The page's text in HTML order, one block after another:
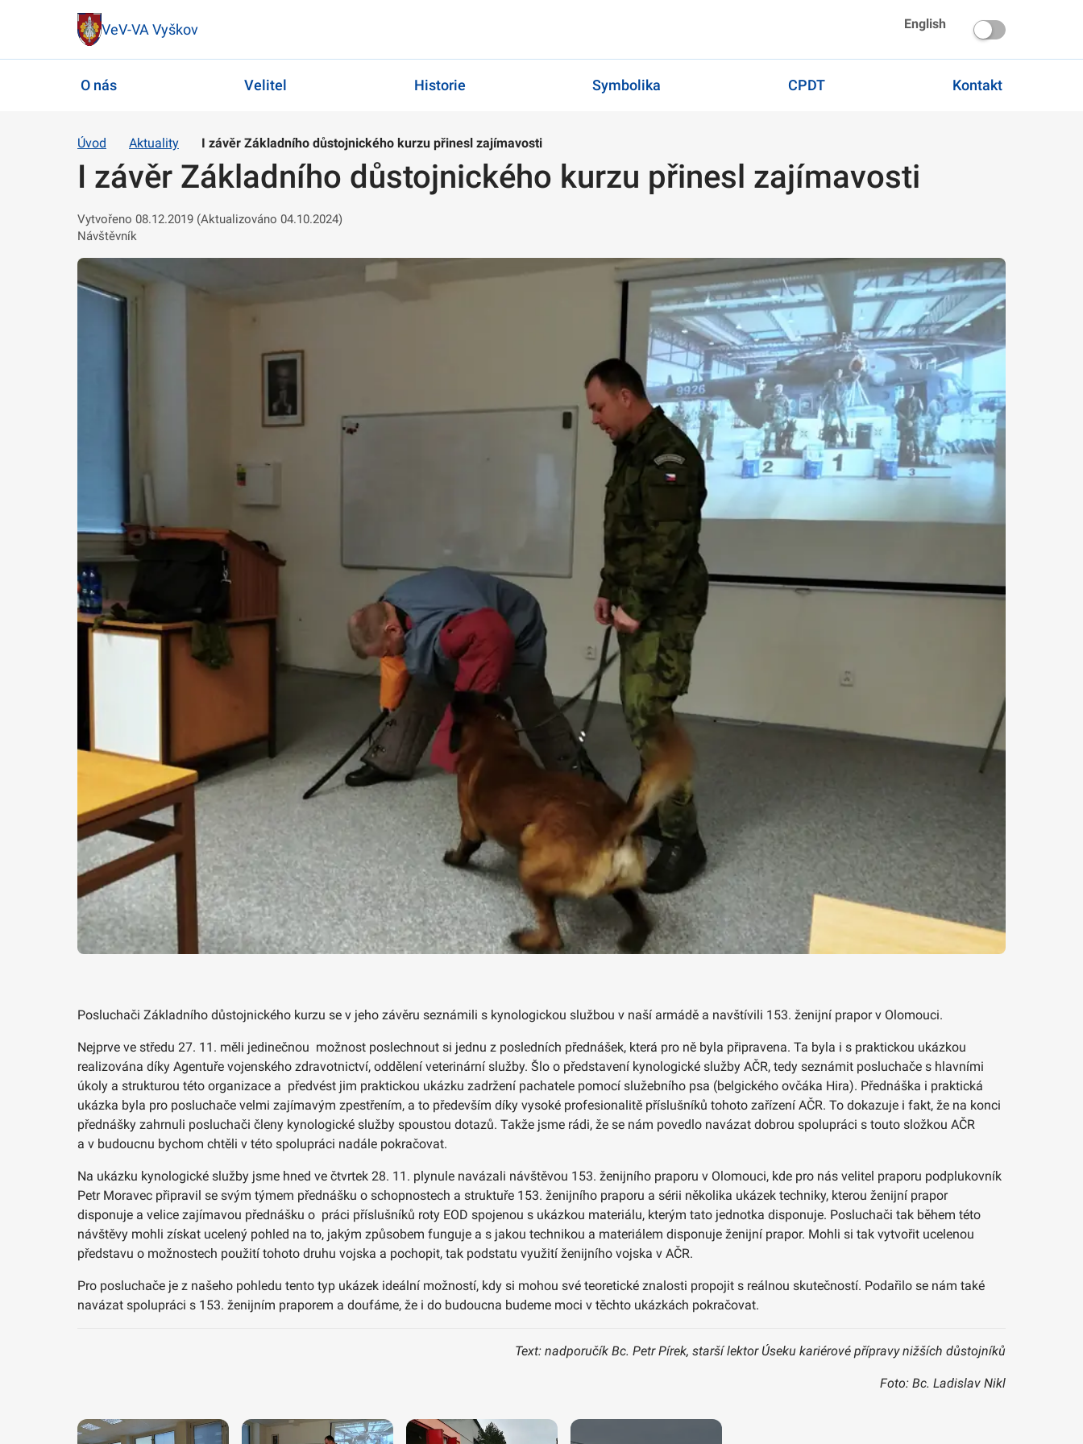
VeV-VA Vyškov English
O nás Velitel Historie Symbolika CPDT Kontakt
Úvod Aktuality I závěr Základního důstojnického kurzu přinesl zajímavosti
I závěr Základního důstojnického kurzu přinesl zajímavosti
Vytvořeno 08.12.2019 (Aktualizováno 04.10.2024)
Návštěvník
Posluchači Základního důstojnického kurzu se v jeho závěru seznámili s kynologickou službou v naší armádě a navštívili 153. ženijní prapor v Olomouci.
Nejprve ve středu 27. 11. měli jedinečnou možnost poslechnout si jednu z posledních přednášek, která pro ně byla připravena. Ta byla i s praktickou ukázkou
realizována díky Agentuře vojenského zdravotnictví, oddělení veterinární služby. Šlo o představení kynologické služby AČR, tedy seznámit posluchače s hlavními
úkoly a strukturou této organizace a předvést jim praktickou ukázku zadržení pachatele pomocí služebního psa (belgického ovčáka Hira). Přednáška i praktická
ukázka byla pro posluchače velmi zajímavým zpestřením, a to především díky vysoké profesionalitě příslušníků tohoto zařízení AČR. To dokazuje i fakt, že na konci
přednášky zahrnuli posluchači členy kynologické služby spoustou dotazů. Takže jsme rádi, že se nám povedlo navázat dobrou spolupráci s touto složkou AČR
a v budoucnu bychom chtěli v této spolupráci nadále pokračovat.
Na ukázku kynologické služby jsme hned ve čtvrtek 28. 11. plynule navázali návštěvou 153. ženijního praporu v Olomouci, kde pro nás velitel praporu podplukovník
Petr Moravec připravil se svým týmem přednášku o schopnostech a struktuře 153. ženijního praporu a sérii několika ukázek techniky, kterou ženijní prapor
disponuje a velice zajímavou přednášku o práci příslušníků roty EOD spojenou s ukázkou materiálu, kterým tato jednotka disponuje. Posluchači tak během této
návštěvy mohli získat ucelený pohled na to, jakým způsobem funguje a s jakou technikou a materiálem disponuje ženijní prapor. Mohli si tak vytvořit ucelenou
představu o možnostech použití tohoto druhu vojska a pochopit, tak podstatu využití ženijního vojska v AČR.
Pro posluchače je z našeho pohledu tento typ ukázek ideální možností, kdy si mohou své teoretické znalosti propojit s reálnou skutečností. Podařilo se nám také
navázat spolupráci s 153. ženijním praporem a doufáme, že i do budoucna budeme moci v těchto ukázkách pokračovat.
Text: nadporučík Bc. Petr Pírek, starší lektor Úseku kariérové přípravy nižších důstojníků
Foto: Bc. Ladislav Nikl